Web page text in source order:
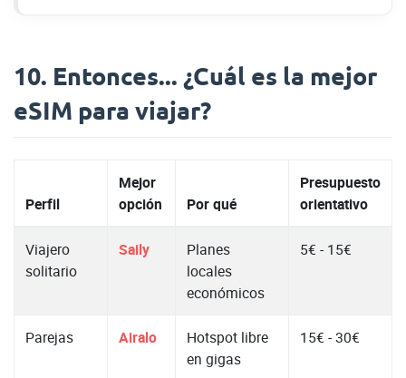
10. Entonces... ¿Cuál es la mejor
eSIM para viajar?
Perfil
Mejor
opción
Por qué
Presupuesto
orientativo
Viajero
solitario
Saily
Planes
locales
económicos
5€ - 15€
Parejas Airalo
Hotspot libre
en gigas
15€ - 30€